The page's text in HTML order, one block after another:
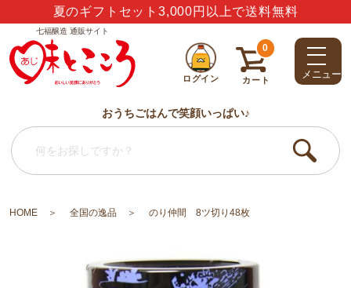
ありがとう・うれしい・楽しい・大好き・しあわせ
七福醸造 通販サイト
ログイン
0
カート メニュー
おうちごはんで笑顔いっぱい♪
HOME 全国の逸品 のり仲間 8ツ切り48枚